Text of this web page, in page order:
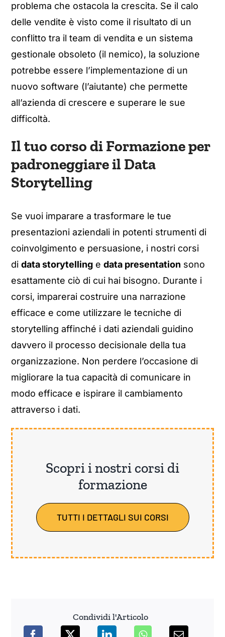
problema che ostacola la crescita. Se il calo
delle vendite è visto come il risultato di un
conflitto tra il team di vendita e un sistema
gestionale obsoleto (il nemico), la soluzione
potrebbe essere l’implementazione di un
nuovo software (l’aiutante) che permette
all’azienda di crescere e superare le sue
difficoltà.
Il tuo corso di Formazione per
padroneggiare il Data
Storytelling
Se vuoi imparare a trasformare le tue
presentazioni aziendali in potenti strumenti di
coinvolgimento e persuasione, i nostri corsi
didata storytelling edata presentation sono
esattamente ciò di cui hai bisogno. Durante i
corsi, imparerai costruire una narrazione
efficace e come utilizzare le tecniche di
storytelling affinché i dati aziendali guidino
davvero il processo decisionale della tua
organizzazione. Non perdere l’occasione di
migliorare la tua capacità di comunicare in
modo efficace e ispirare il cambiamento
attraverso i dati.
Scopri i nostri corsi di
formazione
TUTTI I DETTAGLI SUI CORSI
Condividi l'Articolo